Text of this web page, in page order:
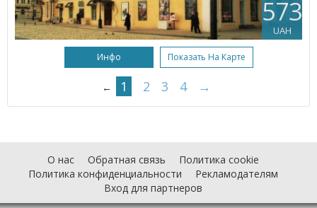
573
UAH
Инфо Показать На Карте
← 1 2 3 4 →
О нас Обратная связь
Политика cookie
Политика конфиденциальности
Рекламодателям
Вход для партнеров